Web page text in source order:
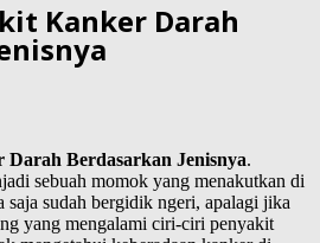
Kanker Darah
Berdasarkan Jenisnya.
sebuah momok yang menakutkan di
saja sudah bergidik ngeri, apalagi jika
yang mengalami ciri-ciri penyakit